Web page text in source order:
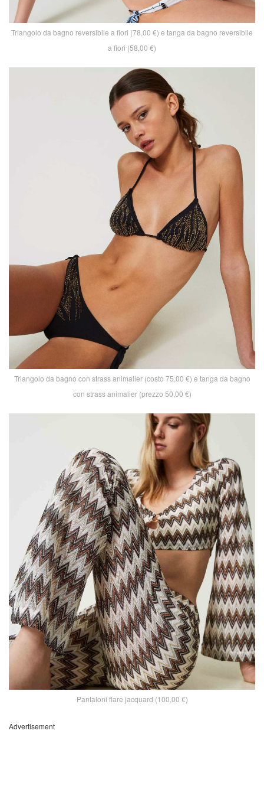
Triangolo da bagno reversibile a fiori (78,00 €) e tanga da bagno reversibile
a fiori (58,00 €)
Triangolo da bagno con strass animalier (costo 75,00 €) e tanga da bagno
con strass animalier (prezzo 50,00 €)
Pantaloni flare jacquard (100,00 €)
Advertisement